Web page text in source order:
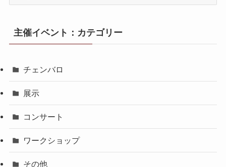
せ：
ブ
主催イベント：カテゴリー
チェンバロ
展示
コンサート
ワークショップ
その他